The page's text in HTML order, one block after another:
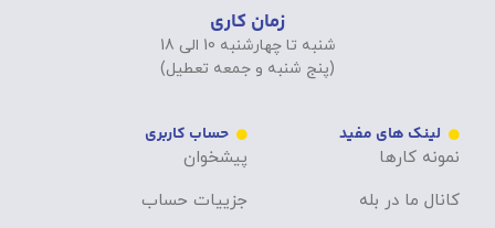
زمان کاری
شنبه تا چهارشنبه 10 الی 18
(پنج شنبه و جمعه تعطیل)
لینک های مفید
نمونه کارها
کانال ما در بله
حساب کاربری
پیشخوان
جزییات حساب